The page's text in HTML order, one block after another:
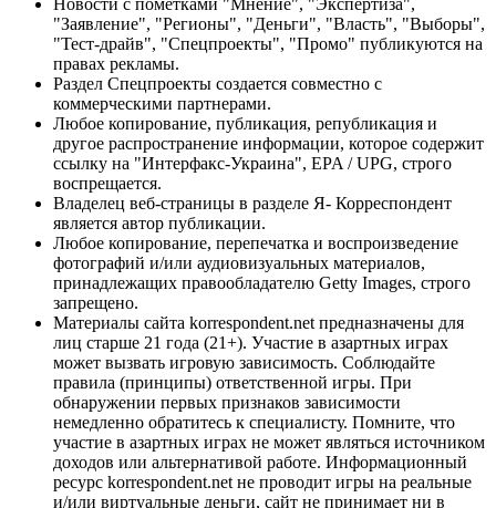
"Заявление", "Регионы", "Деньги", "Власть", "Выборы",
"Тест-драйв", "Спецпроекты", "Промо" публикуются на
правах рекламы.
Раздел Спецпроекты создается совместно с
коммерческими партнерами.
Любое копирование, публикация, републикация и
другое распространение информации, которое содержит
ссылку на "Интерфакс-Украина", EPA / UPG, строго
воспрещается.
Владелец веб-страницы в разделе Я- Корреспондент
является автор публикации.
Любое копирование, перепечатка и воспроизведение
фотографий и/или аудиовизуальных материалов,
принадлежащих правообладателю Getty Images, строго
запрещено.
Материалы сайта korrespondent.net предназначены для
лиц старше 21 года (21+). Участие в азартных играх
может вызвать игровую зависимость. Соблюдайте
правила (принципы) ответственной игры. При
обнаружении первых признаков зависимости
немедленно обратитесь к специалисту. Помните, что
участие в азартных играх не может являться источником
доходов или альтернативой работе. Информационный
ресурс korrespondent.net не проводит игры на реальные
и/или виртуальные деньги, сайт не принимает ни в